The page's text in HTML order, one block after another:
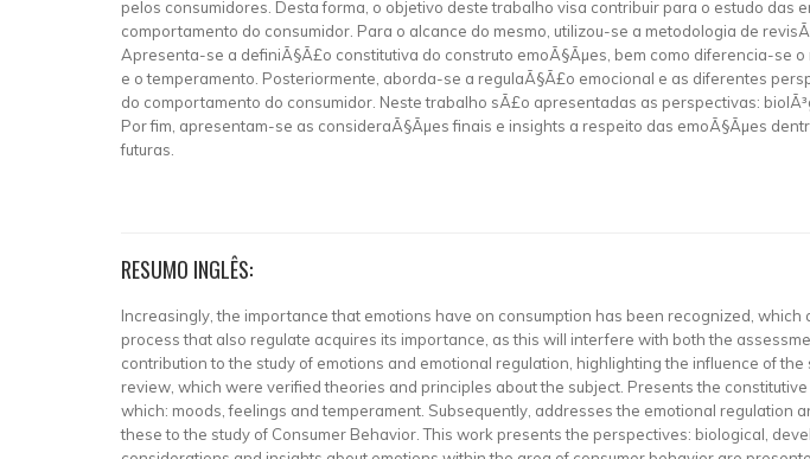
pelos consumidores. Desta forma, o objetivo deste trabalho visa contribuir para o estudo das
comportamento do consumidor. Para o alcance do mesmo, utilizou-se a metodologia de
Apresenta-se a definiÃ§Ã£o constitutiva do construto emoÃ§Ãµes, bem como diferencia-se
e o temperamento. Posteriormente, aborda-se a regulaÃ§Ã£o emocional e as diferentes
do comportamento do consumidor. Neste trabalho sÃ£o apresentadas as perspectivas:
Por fim, apresentam-se as consideraÃ§Ãµes finais e insights a respeito das emoÃ§Ãµes
futuras.
RESUMO INGLÊS:
Increasingly, the importance that emotions have on consumption has been recognized,
process that also regulate acquires its importance, as this will interfere with both the
contribution to the study of emotions and emotional regulation, highlighting the influence of
review, which were verified theories and principles about the subject. Presents the
which: moods, feelings and temperament. Subsequently, addresses the emotional
these to the study of Consumer Behavior. This work presents the perspectives: biological,